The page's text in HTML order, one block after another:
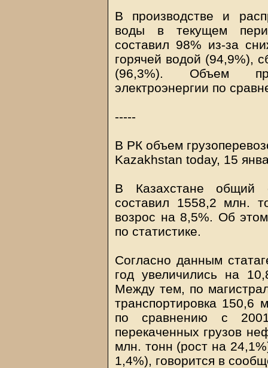
В производстве и
воды в текущем
составил 98% из-за
горячей водой (94,9%),
(96,3%). Объем
электроэнергии по
-----
В РК объем
Kazakhstan today, 15
В Казахстане общий
составил 1558,2 млн.
возрос на 8,5%. Об
по статистике.
Согласно данным
год увеличились на
Между тем, по
транспортировка 150,6
по сравнению с
перекаченных грузов
млн. тонн (рост на
1,4%), говорится в